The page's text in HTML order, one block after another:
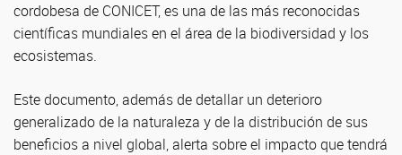
cordobesa de CONICET, es una de las más reconocidas
científicas mundiales en el área de la biodiversidad y los
ecosistemas.
Este documento, además de detallar un deterioro
generalizado de la naturaleza y de la distribución de sus
beneficios a nivel global, alerta sobre el impacto que tendrá